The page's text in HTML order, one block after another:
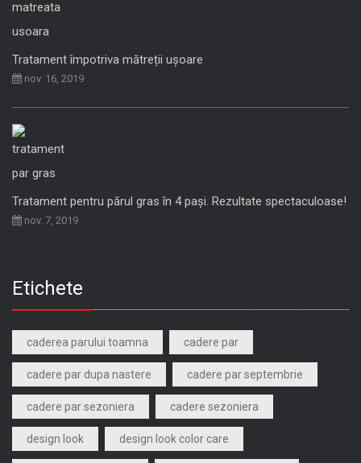
Tratament împotriva mătreții ușoare
nov. 16, 2019
Tratament pentru părul gras în 4 pași. Rezultate spectaculoase!
nov. 7, 2019
Etichete
caderea parului toamna cadere par
cadere par dupa nastere cadere par septembrie
cadere par sezoniera cadere sezoniera
design look design look color care